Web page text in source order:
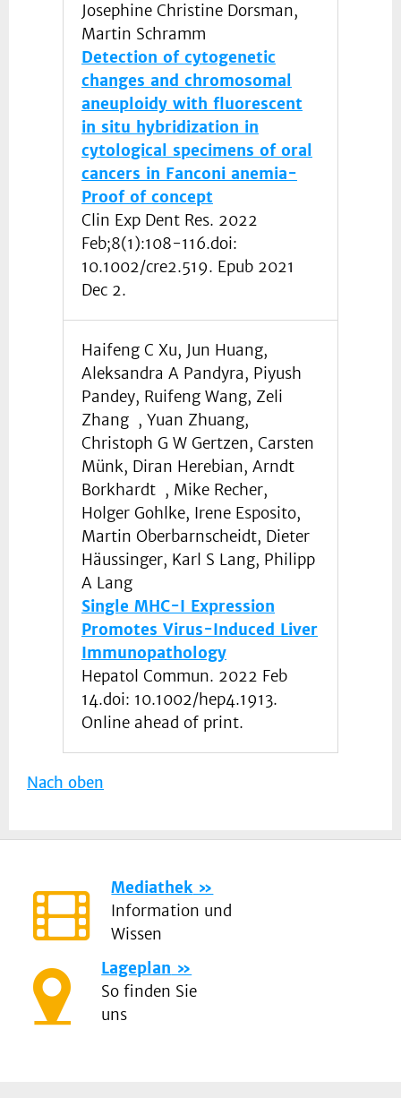
Josephine Christine Dorsman,
Martin Schramm
Detection of cytogenetic
changes and chromosomal
aneuploidy with fluorescent
in situ hybridization in
cytological specimens of oral
cancers in Fanconi anemia-
Proof of concept
Clin Exp Dent Res. 2022
Feb;8(1):108-116.doi:
10.1002/cre2.519. Epub 2021
Dec 2.
Haifeng C Xu, Jun Huang,
Aleksandra A Pandyra, Piyush
Pandey, Ruifeng Wang, Zeli
Zhang , Yuan Zhuang,
Christoph G W Gertzen, Carsten
Münk, Diran Herebian, Arndt
Borkhardt , Mike Recher,
Holger Gohlke, Irene Esposito,
Martin Oberbarnscheidt, Dieter
Häussinger, Karl S Lang, Philipp
A Lang
Single MHC-I Expression
Promotes Virus-Induced Liver
Immunopathology
Hepatol Commun. 2022 Feb
14.doi: 10.1002/hep4.1913.
Online ahead of print.
Nach oben
Mediathek
Information und
Wissen
Lageplan
So finden Sie
uns